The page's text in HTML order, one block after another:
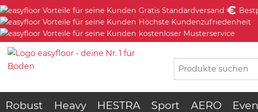
Gratis Standardversand
Höchste Kundenzufriedenheit
kostenloser Musterservice
Robust Heavy HESTRA Sport AERO